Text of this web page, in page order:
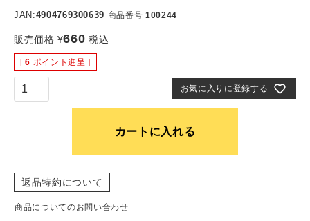
JAN:4904769300639 商品番号 100244
販売価格 ¥660 税込
[ 6 ポイント進呈 ]
お気に入りに登録する
カートに入れる
返品特約について
商品についてのお問い合わせ